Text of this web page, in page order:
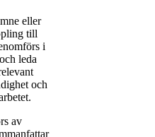
eller
till
i
leda
och
av